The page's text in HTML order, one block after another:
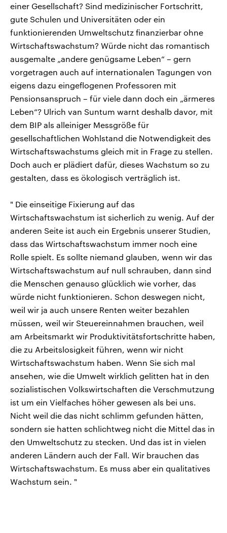
einer Gesellschaft? Sind medizinischer Fortschritt,
gute Schulen und Universitäten oder ein
funktionierenden Umweltschutz finanzierbar ohne
Wirtschaftswachstum? Würde nicht das romantisch
ausgemalte „andere genügsame Leben“ – gern
vorgetragen auch auf internationalen Tagungen von
eigens dazu eingeflogenen Professoren mit
Pensionsanspruch – für viele dann doch ein „ärmeres
Leben“? Ulrich van Suntum warnt deshalb davor, mit
dem BIP als alleiniger Messgröße für
gesellschaftlichen Wohlstand die Notwendigkeit des
Wirtschaftswachstums gleich mit in Frage zu stellen.
Doch auch er plädiert dafür, dieses Wachstum so zu
gestalten, dass es ökologisch verträglich ist.
" Die einseitige Fixierung auf das
Wirtschaftswachstum ist sicherlich zu wenig. Auf der
anderen Seite ist auch ein Ergebnis unserer Studien,
dass das Wirtschaftswachstum immer noch eine
Rolle spielt. Es sollte niemand glauben, wenn wir das
Wirtschaftswachstum auf null schrauben, dann sind
die Menschen genauso glücklich wie vorher, das
würde nicht funktionieren. Schon deswegen nicht,
weil wir ja auch unsere Renten weiter bezahlen
müssen, weil wir Steuereinnahmen brauchen, weil
am Arbeitsmarkt wir Produktivitätsfortschritte haben,
die zu Arbeitslosigkeit führen, wenn wir nicht
Wirtschaftswachstum haben. Wenn Sie sich mal
ansehen, wie die Umwelt wirklich gelitten hat in den
sozialistischen Volkswirtschaften die Verschmutzung
ist um ein Vielfaches höher gewesen als bei uns.
Nicht weil die das nicht schlimm gefunden hätten,
sondern sie hatten schlichtweg nicht die Mittel das in
den Umweltschutz zu stecken. Und das ist in vielen
anderen Ländern auch der Fall. Wir brauchen das
Wirtschaftswachstum. Es muss aber ein qualitatives
Wachstum sein. "